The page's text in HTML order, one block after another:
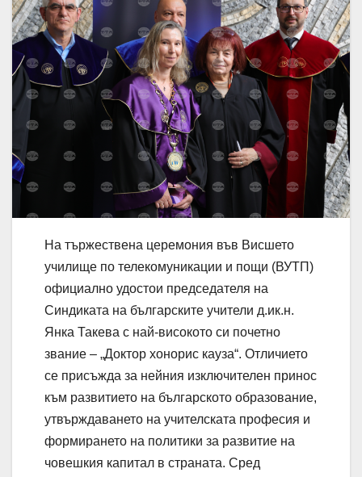
На тържествена церемония във Висшето
училище по телекомуникации и пощи (ВУТП)
официално удостои председателя на
Синдиката на българските учители д.ик.н.
Янка Такева с най-високото си почетно
звание – „Доктор хонорис кауза“. Отличието
се присъжда за нейния изключителен принос
към развитието на българското образование,
утвърждаването на учителската професия и
формирането на политики за развитие на
човешкия капитал в страната. Сред